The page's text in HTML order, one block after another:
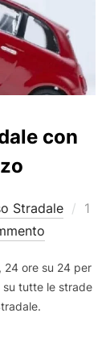
con
Stradale
1
24 ore su 24 per
su tutte le strade